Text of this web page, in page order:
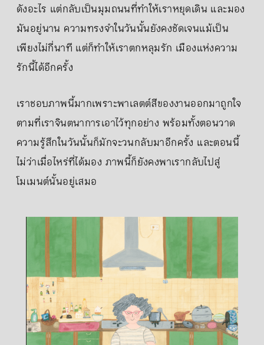
ดังอะไร แต่กลับเป็นมุมถนนที่ทำให้เราหยุดเดิน และมอง
มันอยู่นาน ความทรงจำในวันนั้นยังคงชัดเจนแม้เป็น
เพียงไม่กี่นาที แต่ก็ทำให้เราตกหลุมรัก เมืองแห่งความ
รักนี้ได้อีกครั้ง
เราชอบภาพนี้มากเพราะพาเลตต์สีของงานออกมาถูกใจ
ตามที่เราจินตนาการเอาไว้ทุกอย่าง พร้อมทั้งตอนวาด
ความรู้สึกในวันนั้นก็มักจะวนกลับมาอีกครั้ง และตอนนี้
ไม่ว่าเมื่อไหร่ที่ได้มอง ภาพนี้ก็ยังคงพาเรากลับไปสู่
โมเมนต์นั้นอยู่เสมอ